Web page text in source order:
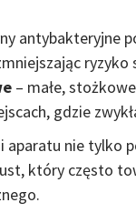
antybakteryjne
ryzyko
– małe,
gdzie
aparatu nie tylko
który często